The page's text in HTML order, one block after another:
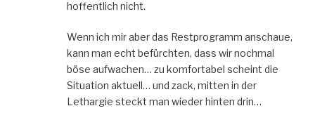
hoffentlich nicht.
Wenn ich mir aber das Restprogramm anschaue,
kann man echt befürchten, dass wir nochmal
böse aufwachen… zu komfortabel scheint die
Situation aktuell… und zack, mitten in der
Lethargie steckt man wieder hinten drin…